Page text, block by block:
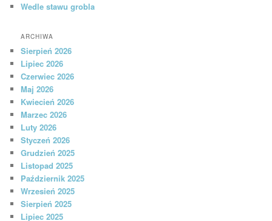
Wedle stawu grobla
ARCHIWA
Sierpień 2026
Lipiec 2026
Czerwiec 2026
Maj 2026
Kwiecień 2026
Marzec 2026
Luty 2026
Styczeń 2026
Grudzień 2025
Listopad 2025
Październik 2025
Wrzesień 2025
Sierpień 2025
Lipiec 2025